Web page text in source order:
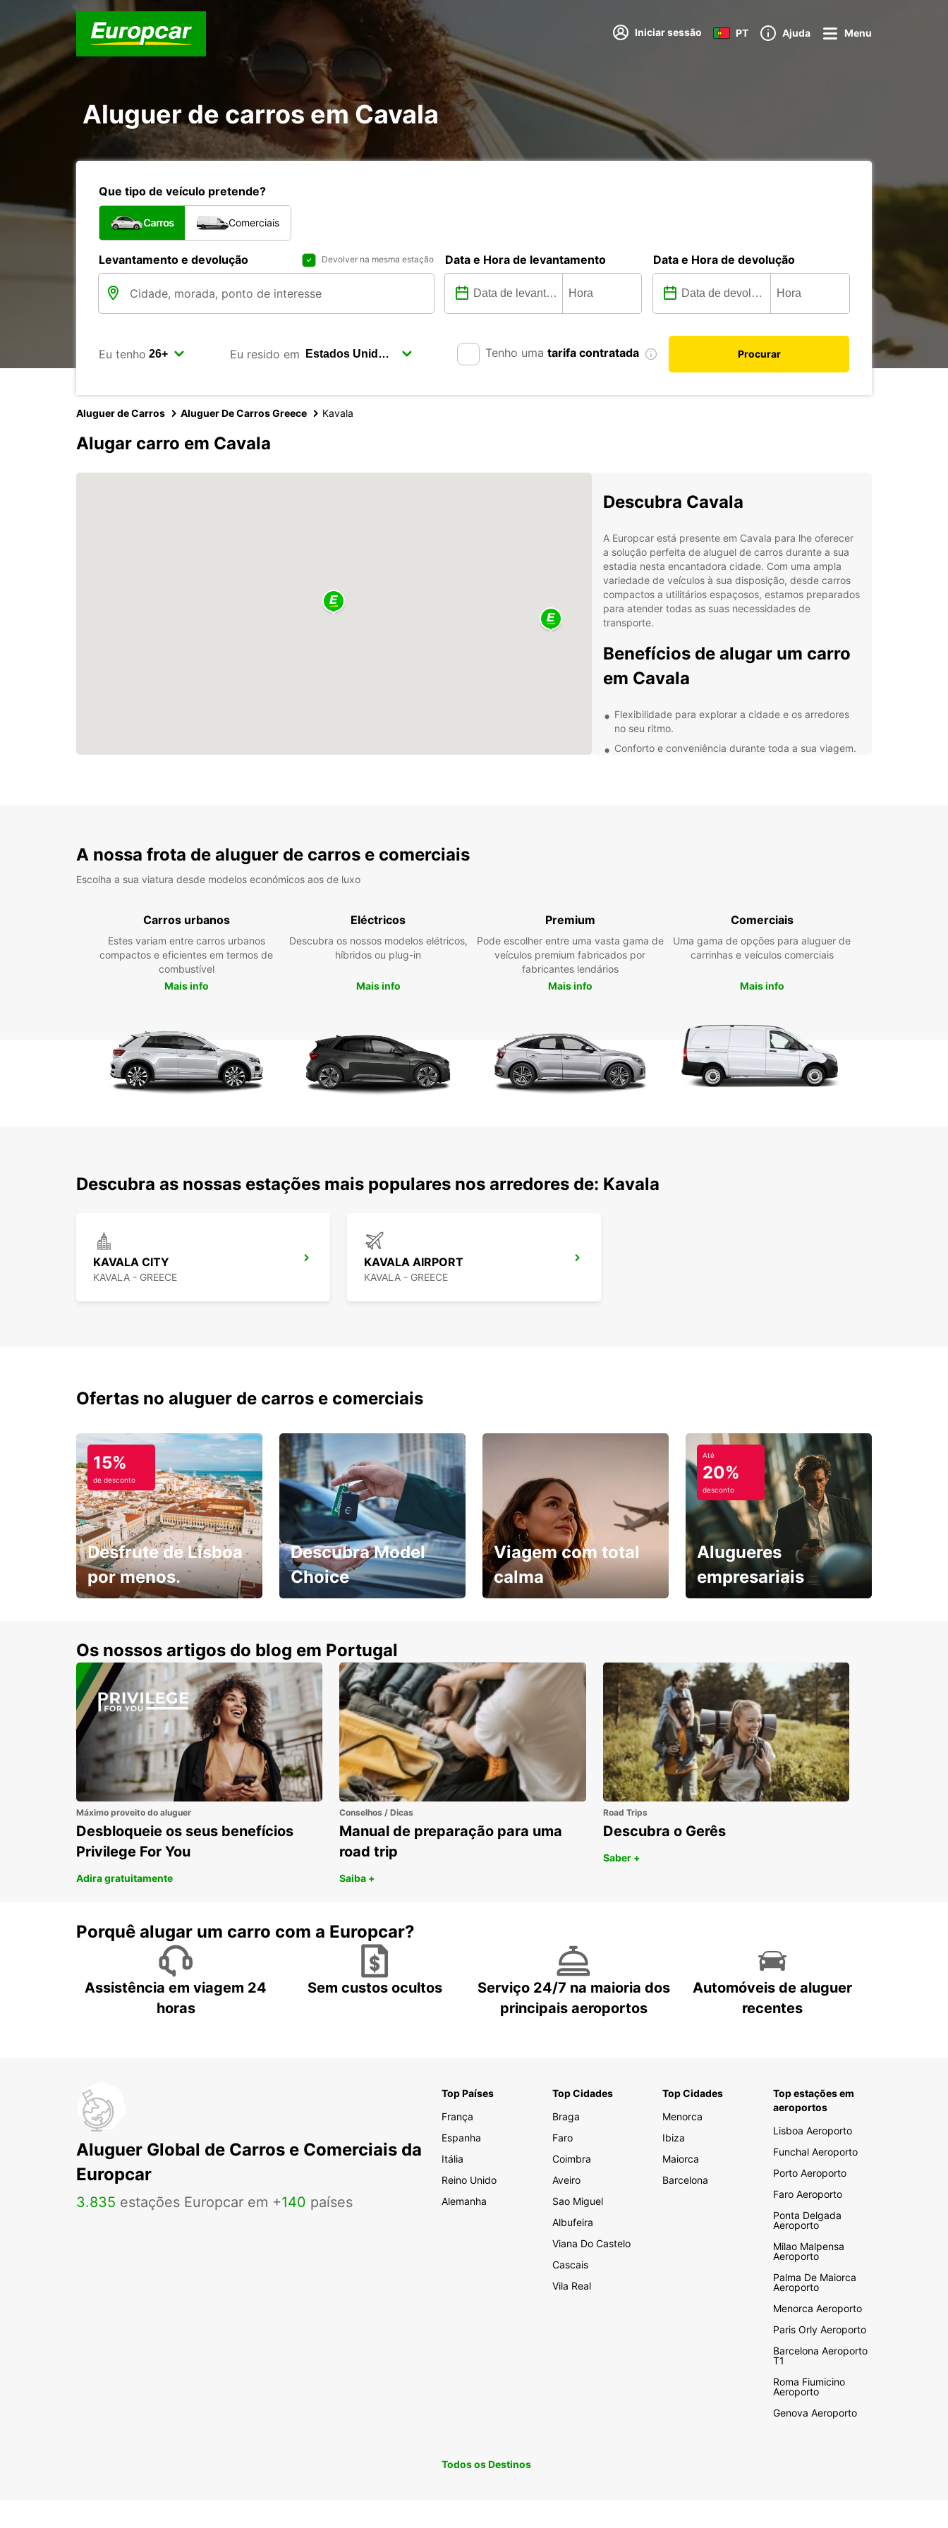
Iniciar sessão PT Ajuda Menu
Aluguer de carros em Cavala
Que tipo de veículo pretende?
Carros Comerciais
Levantamento e devolução Devolver na mesma estação Data e Hora de levantamento Data e Hora de devolução
Eu tenho Eu resido em Tenho uma tarifa contratada Procurar
Aluguer de Carros Aluguer De Carros Greece Kavala
Alugar carro em Cavala
Descubra Cavala
A Europcar está presente em Cavala para lhe oferecer
a solução perfeita de aluguel de carros durante a sua
estadia nesta encantadora cidade. Com uma ampla
variedade de veículos à sua disposição, desde carros
compactos a utilitários espaçosos, estamos preparados
para atender todas as suas necessidades de
transporte.
Benefícios de alugar um carro
em Cavala
Flexibilidade para explorar a cidade e os arredores
no seu ritmo.
Conforto e conveniência durante toda a sua viagem.
A nossa frota de aluguer de carros e comerciais
Escolha a sua viatura desde modelos económicos aos de luxo
Carros urbanos
Estes variam entre carros urbanos
compactos e eficientes em termos de
combustível
Mais info
Eléctricos
Descubra os nossos modelos elétricos,
híbridos ou plug-in
Mais info
Premium
Pode escolher entre uma vasta gama de
veículos premium fabricados por
fabricantes lendários
Mais info
Comerciais
Uma gama de opções para aluguer de
carrinhas e veículos comerciais
Mais info
Descubra as nossas estações mais populares nos arredores de: Kavala
KAVALA CITY
KAVALA - GREECE
KAVALA AIRPORT
KAVALA - GREECE
Ofertas no aluguer de carros e comerciais
15%
de desconto
Desfrute de Lisboa
por menos.
Descubra Model
Choice
Viagem com total
calma
Até
20%
desconto
Alugueres
empresariais
Os nossos artigos do blog em Portugal
Máximo proveito do aluguer
Desbloqueie os seus benefícios
Privilege For You
Adira gratuitamente
Conselhos / Dicas
Manual de preparação para uma
road trip
Saiba +
Road Trips
Descubra o Gerês
Saber +
Porquê alugar um carro com a Europcar?
Assistência em viagem 24
horas
Sem custos ocultos
Serviço 24/7 na maioria dos
principais aeroportos
Automóveis de aluguer
recentes
Aluguer Global de Carros e Comerciais da
Europcar
3.835 estações Europcar em +140 países
Top Países
França
Espanha
Itália
Reino Unido
Alemanha
Top Cidades
Braga
Faro
Coimbra
Aveiro
Sao Miguel
Albufeira
Viana Do Castelo
Cascais
Vila Real
Top Cidades
Menorca
Ibiza
Maiorca
Barcelona
Top estações em
aeroportos
Lisboa Aeroporto
Funchal Aeroporto
Porto Aeroporto
Faro Aeroporto
Ponta Delgada
Aeroporto
Milao Malpensa
Aeroporto
Palma De Maiorca
Aeroporto
Menorca Aeroporto
Paris Orly Aeroporto
Barcelona Aeroporto
T1
Roma Fiumicino
Aeroporto
Genova Aeroporto
Todos os Destinos